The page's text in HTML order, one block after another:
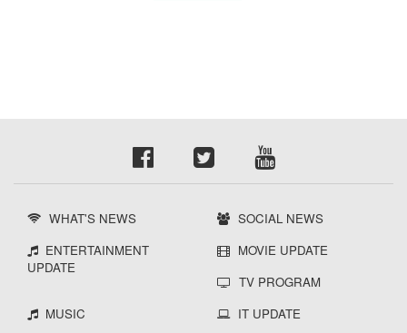
WHAT'S NEWS
SOCIAL NEWS
ENTERTAINMENT
UPDATE
MOVIE UPDATE
TV PROGRAM
MUSIC
IT UPDATE